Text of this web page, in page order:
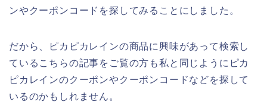
ンやクーポンコードを探してみることにしました。
だから、ピカピカレインの商品に興味があって検索し
ているこちらの記事をご覧の方も私と同じようにピカ
ピカレインのクーポンやクーポンコードなどを探して
いるのかもしれません。